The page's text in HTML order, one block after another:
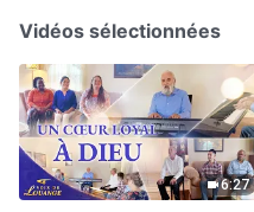
Vidéos sélectionnées
6:27